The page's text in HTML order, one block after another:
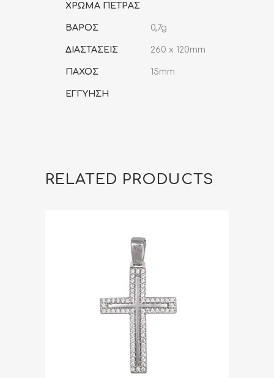
ΧΡΩΜΑ ΠΕΤΡΑΣ
ΒΑΡΟΣ 0,7g
ΔΙΑΣΤΑΣΕΙΣ 260 x 120mm
ΠΑΧΟΣ 15mm
ΕΓΓΥΗΣΗ
RELATED PRODUCTS